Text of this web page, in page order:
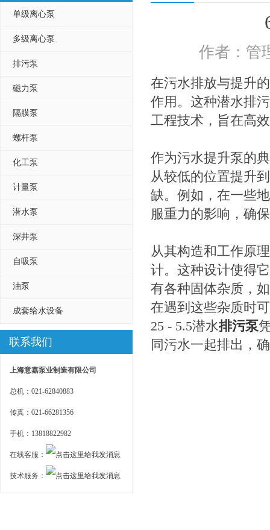
单级离心泵
多级离心泵
排污泵
磁力泵
隔膜泵
螺杆泵
化工泵
计量泵
潜水泵
深井泵
自吸泵
油泵
成套给水设备
联系我们
上海意嘉泵业制造有限公司
总机：021-62840883
传真：021-66281356
手机：13818822982
在线客服：
技术服务：
作者：
在污水排放与提升
作用。这种潜水排
工程技术，旨在高
作为污水提升泵的
从较低的位置提升
缺。例如，在一些
服重力的影响，确
从其构造和工作原
计。这种设计使得
有各种固体杂质，
在遇到这些杂质时
25 - 5.5潜水排污泵
同污水一起排出，